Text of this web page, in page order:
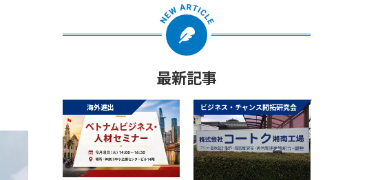
最新記事
海外進出 ビジネス・チャンス開拓研究会